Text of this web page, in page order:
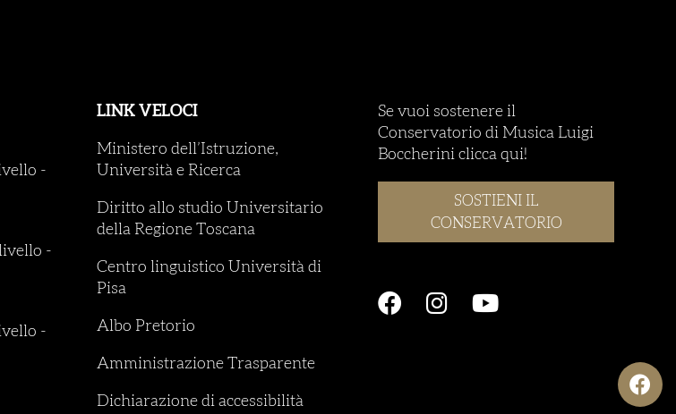
-
-
-
LINK VELOCI
Ministero dell’Istruzione,
Università e Ricerca
Diritto allo studio Universitario
della Regione Toscana
Centro linguistico Università di
Pisa
Albo Pretorio
Amministrazione Trasparente
Dichiarazione di accessibilità
Se vuoi sostenere il
Conservatorio di Musica Luigi
Boccherini clicca qui!
SOSTIENI IL
CONSERVATORIO